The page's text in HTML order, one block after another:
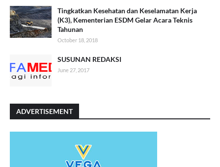
Tingkatkan Kesehatan dan Keselamatan Kerja
(K3), Kementerian ESDM Gelar Acara Teknis
Tahunan
October 18, 2018
SUSUNAN REDAKSI
June 27, 2017
ADVERTISEMENT